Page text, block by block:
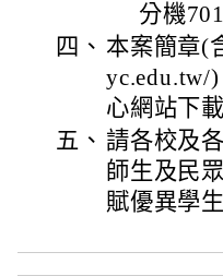
分機
四、 本案簡章(
yc.edu.tw/
心網站下載
五、 請各校及
師生及民
賦優異學